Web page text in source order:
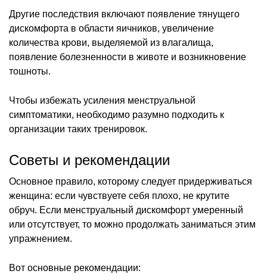
Другие последствия включают появление тянущего
дискомфорта в области яичников, увеличение
количества крови, выделяемой из влагалища,
появление болезненности в животе и возникновение
тошноты.
Чтобы избежать усиления менструальной
симптоматики, необходимо разумно подходить к
организации таких тренировок.
Советы и рекомендации
Основное правило, которому следует придерживаться
женщина: если чувствуете себя плохо, не крутите
обруч. Если менструальный дискомфорт умеренный
или отсутствует, то можно продолжать заниматься этим
упражнением.
Вот основные рекомендации: